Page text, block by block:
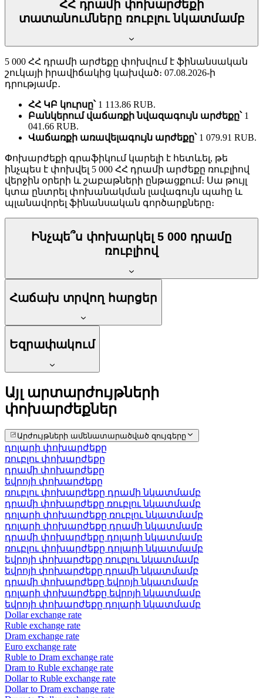
ՀՀ դրամի փոխարժեքի
տատանումները ռուբլու նկատմամբ
5 000 ՀՀ դրամի արժեքը փոխվում է ֆինանսական
շուկայի իրավիճակից կախված։ 07.08.2026-ի
դրությամբ․
ՀՀ ԿԲ կուրսը՝1 113.86 RUB.
Բանկերում վաճառքի նվազագույն արժեքը՝1
041.66 RUB.
Վաճառքի առավելագույն արժեքը՝1 079.91 RUB.
Փոխարժեքի գրաֆիկում կարելի է հետևել, թե
ինչպես է փոխվել 5 000 ՀՀ դրամի արժեքը ռուբլիով
վերջին օրերի և շաբաթների ընթացքում։ Սա թույլ
կտա ընտրել փոխանակման լավագույն պահը և
պլանավորել ֆինանսական գործարքները։
Ինչպե՞ս փոխարկել 5 000 դրամը
ռուբլիով
Հաճախ տրվող հարցեր
Եզրափակում
Այլ արտարժույթների
փոխարժեքներ
Արժույթների ամենատարածված զույգերը
դոլարի փոխարժեքը
ռուբլու փոխարժեքը
դրամի փոխարժեքը
եվրոյի փոխարժեքը
ռուբլու փոխարժեքը դրամի նկատմամբ
դրամի փոխարժեքը ռուբլու նկատմամբ
դոլարի փոխարժեքը ռուբլու նկատմամբ
դոլարի փոխարժեքը դրամի նկատմամբ
դրամի փոխարժեքը դոլարի նկատմամբ
ռուբլու փոխարժեքը դոլարի նկատմամբ
եվրոյի փոխարժեքը ռուբլու նկատմամբ
եվրոյի փոխարժեքը դրամի նկատմամբ
դրամի փոխարժեքը եվրոյի նկատմամբ
դոլարի փոխարժեքը եվրոյի նկատմամբ
եվրոյի փոխարժեքը դոլարի նկատմամբ
Dollar exchange rate
Ruble exchange rate
Dram exchange rate
Euro exchange rate
Ruble to Dram exchange rate
Dram to Ruble exchange rate
Dollar to Ruble exchange rate
Dollar to Dram exchange rate